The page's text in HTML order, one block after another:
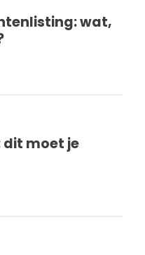
wat,
dit moet je